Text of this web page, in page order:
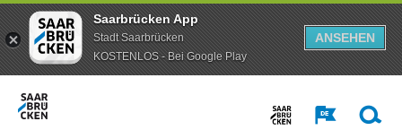
Saarbrücken App
Stadt Saarbrücken
KOSTENLOS - Bei Google Play
ANSEHEN